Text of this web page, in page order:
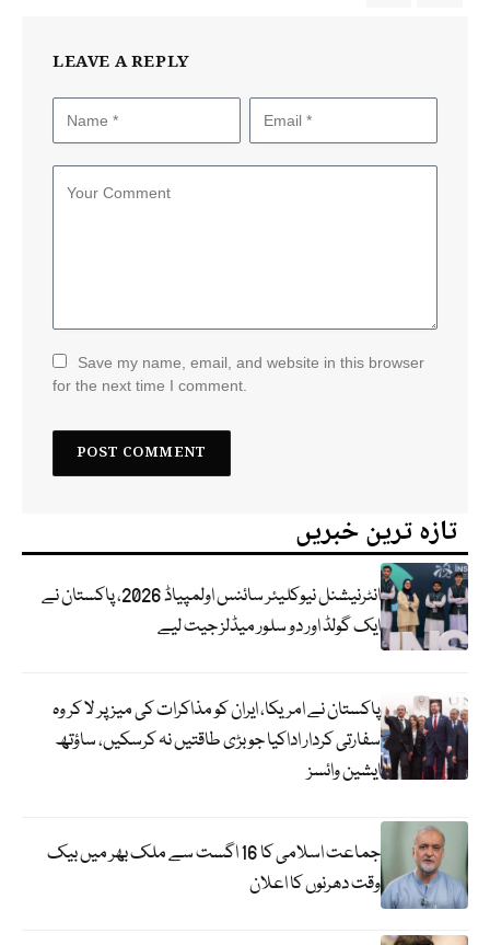
LEAVE A REPLY
Save my name, email, and website in this browser
for the next time I comment.
تازہ ترین خبریں
انٹرنیشنل نیوکلیئر سائنس اولمپیاڈ 2026، پاکستان نے
ایک گولڈ اور دو سلور میڈلز جیت لیے
پاکستان نے امریکا، ایران کو مذاکرات کی میز پر لا کر وہ
سفارتی کردار اداکیا جو بڑی طاقتیں نہ کرسکیں، ساؤتھ
ایشین وائسز
جماعت اسلامی کا 16 اگست سے ملک بھر میں بیک
وقت دھرنوں کا اعلان